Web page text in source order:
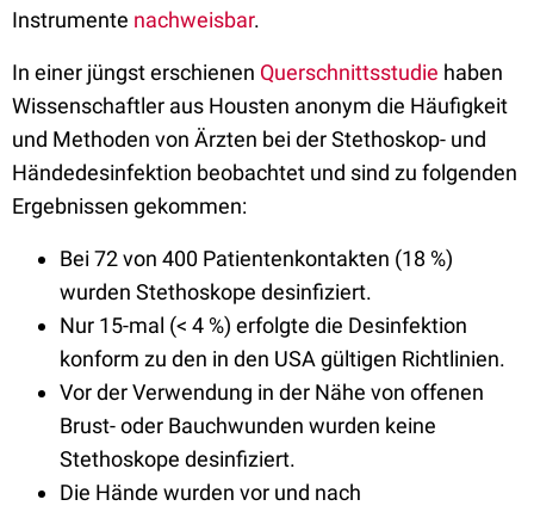
Instrumente nachweisbar.
In einer jüngst erschienen Querschnittsstudie haben
Wissenschaftler aus Housten anonym die Häufigkeit
und Methoden von Ärzten bei der Stethoskop- und
Händedesinfektion beobachtet und sind zu folgenden
Ergebnissen gekommen:
Bei 72 von 400 Patientenkontakten (18 %)
wurden Stethoskope desinfiziert.
Nur 15-mal (< 4 %) erfolgte die Desinfektion
konform zu den in den USA gültigen Richtlinien.
Vor der Verwendung in der Nähe von offenen
Brust- oder Bauchwunden wurden keine
Stethoskope desinfiziert.
Die Hände wurden vor und nach